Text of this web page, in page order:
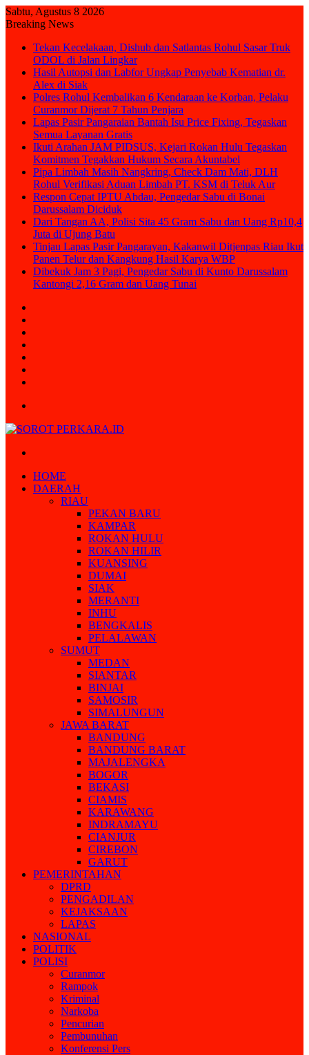
Sabtu, Agustus 8 2026
Breaking News
Tekan Kecelakaan, Dishub dan Satlantas Rohul Sasar Truk
ODOL di Jalan Lingkar
Hasil Autopsi dan Labfor Ungkap Penyebab Kematian dr.
Alex di Siak
Polres Rohul Kembalikan 6 Kendaraan ke Korban, Pelaku
Curanmor Dijerat 7 Tahun Penjara
Lapas Pasir Pangaraian Bantah Isu Price Fixing, Tegaskan
Semua Layanan Gratis
Ikuti Arahan JAM PIDSUS, Kejari Rokan Hulu Tegaskan
Komitmen Tegakkan Hukum Secara Akuntabel
Pipa Limbah Masih Nangkring, Check Dam Mati, DLH
Rohul Verifikasi Aduan Limbah PT. KSM di Teluk Aur
Respon Cepat IPTU Abdau, Pengedar Sabu di Bonai
Darussalam Diciduk
Dari Tangan AA, Polisi Sita 45 Gram Sabu dan Uang Rp10,4
Juta di Ujung Batu
Tinjau Lapas Pasir Pangarayan, Kakanwil Ditjenpas Riau Ikut
Panen Telur dan Kangkung Hasil Karya WBP
Dibekuk Jam 3 Pagi, Pengedar Sabu di Kunto Darussalam
Kantongi 2,16 Gram dan Uang Tunai
HOME
DAERAH
RIAU
PEKAN BARU
KAMPAR
ROKAN HULU
ROKAN HILIR
KUANSING
DUMAI
SIAK
MERANTI
INHU
BENGKALIS
PELALAWAN
SUMUT
MEDAN
SIANTAR
BINJAI
SAMOSIR
SIMALUNGUN
JAWA BARAT
BANDUNG
BANDUNG BARAT
MAJALENGKA
BOGOR
BEKASI
CIAMIS
KARAWANG
INDRAMAYU
CIANJUR
CIREBON
GARUT
PEMERINTAHAN
DPRD
PENGADILAN
KEJAKSAAN
LAPAS
NASIONAL
POLITIK
POLISI
Curanmor
Rampok
Kriminal
Narkoba
Pencurian
Pembunuhan
Konferensi Pers